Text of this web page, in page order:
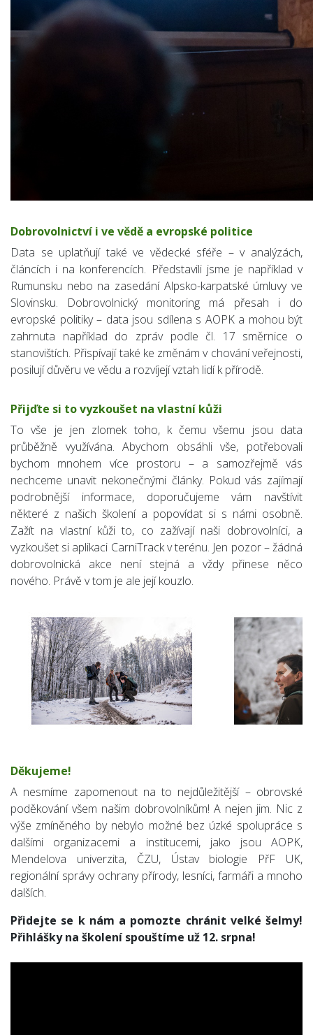
Dobrovolnictví i ve vědě a evropské politice
Data se uplatňují také ve vědecké sféře – v analýzách,
článcích i na konferencích. Představili jsme je například v
Rumunsku nebo na zasedání Alpsko-karpatské úmluvy ve
Slovinsku. Dobrovolnický monitoring má přesah i do
evropské politiky – data jsou sdílena s AOPK a mohou být
zahrnuta například do zpráv podle čl. 17 směrnice o
stanovištích. Přispívají také ke změnám v chování veřejnosti,
posilují důvěru ve vědu a rozvíjejí vztah lidí k přírodě.
Přijďte si to vyzkoušet na vlastní kůži
To vše je jen zlomek toho, k čemu všemu jsou data
průběžně využívána. Abychom obsáhli vše, potřebovali
bychom mnohem více prostoru – a samozřejmě vás
nechceme unavit nekonečnými články. Pokud vás zajímají
podrobnější informace, doporučujeme vám navštívit
některé z našich školení a popovídat si s námi osobně.
Zažít na vlastní kůži to, co zažívají naši dobrovolníci, a
vyzkoušet si aplikaci CarniTrack v terénu. Jen pozor – žádná
dobrovolnická akce není stejná a vždy přinese něco
nového. Právě v tom je ale její kouzlo.
Předchozí
Děkujeme!
A nesmíme zapomenout na to nejdůležitější – obrovské
poděkování všem našim dobrovolníkům! A nejen jim. Nic z
výše zmíněného by nebylo možné bez úzké spolupráce s
dalšími organizacemi a institucemi, jako jsou AOPK,
Mendelova univerzita, ČZU, Ústav biologie PřF UK,
regionální správy ochrany přírody, lesníci, farmáři a mnoho
dalších.
Přidejte se k nám a pomozte chránit velké šelmy!
Přihlášky na školení spouštíme už 12. srpna!